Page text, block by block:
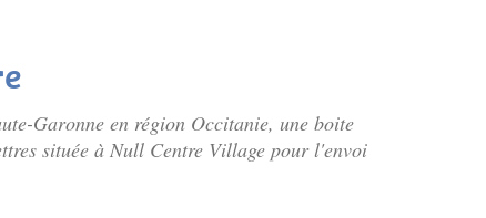
Garonne en région Occitanie, une boite
située à Null Centre Village pour l'envoi